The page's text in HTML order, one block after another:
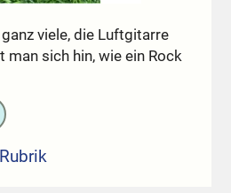
viele, die Luftgitarre
man sich hin, wie ein Rock